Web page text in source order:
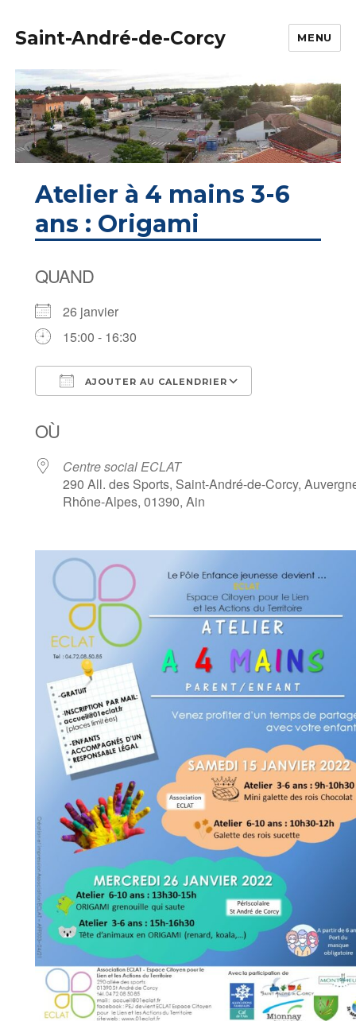
Saint-André-de-Corcy MENU
Atelier à 4 mains 3-6
ans : Origami
QUAND
26 janvier
15:00 - 16:30
AJOUTER AU CALENDRIER
OÙ
Centre social ECLAT
290 All. des Sports, Saint-André-de-Corcy,
Rhône-Alpes, 01390, Ain